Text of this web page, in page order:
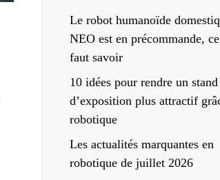
Le robot humanoïde
NEO est en précommande,
faut savoir
10 idées pour rendre un stand
d’exposition plus attractif
robotique
Les actualités marquantes en
robotique de juillet 2026